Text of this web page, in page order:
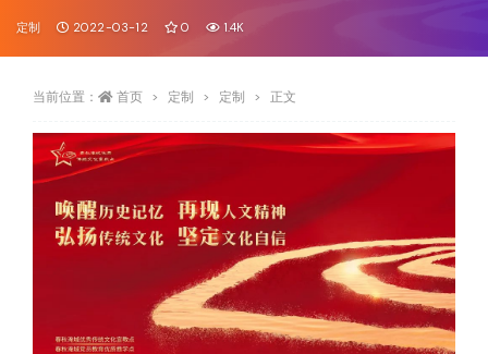
定制 2022-03-12 0 1.4K
当前位置： 首页 定制 定制 正文